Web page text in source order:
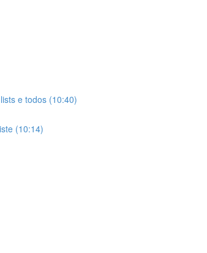
e todos (10:40)
(10:14)